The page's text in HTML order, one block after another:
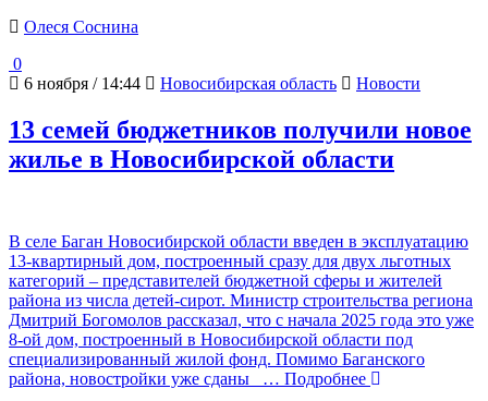
Олеся Соснина
0
6 ноября / 14:44
Новосибирская область Новости
13 семей бюджетников получили новое
жилье в Новосибирской области
В селе Баган Новосибирской области введен в эксплуатацию
13-квартирный дом, построенный сразу для двух льготных
категорий – представителей бюджетной сферы и жителей
района из числа детей-сирот. Министр строительства региона
Дмитрий Богомолов рассказал, что с начала 2025 года это уже
8-ой дом, построенный в Новосибирской области под
специализированный жилой фонд. Помимо Баганского
района, новостройки уже сданы
… Подробнее